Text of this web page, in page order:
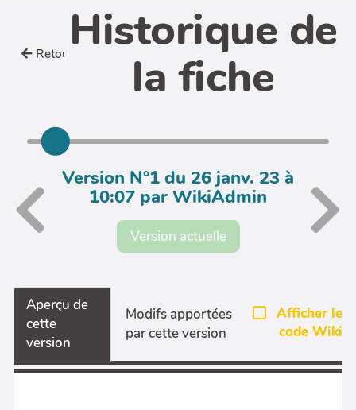
Retour Historique de
la fiche
Version N°1 du 26 janv. 23 à
10:07 par WikiAdmin
Version actuelle
Aperçu de
cette
version
Modifs apportées
par cette version
Afficher le
code Wiki